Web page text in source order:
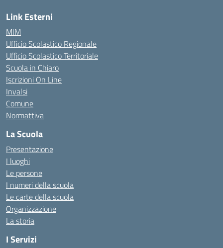
Link Esterni
MIM
Ufficio Scolastico Regionale
Ufficio Scolastico Territoriale
Scuola in Chiaro
Iscrizioni On Line
Invalsi
Comune
Normattiva
La Scuola
Presentazione
I luoghi
Le persone
I numeri della scuola
Le carte della scuola
Organizzazione
La storia
I Servizi